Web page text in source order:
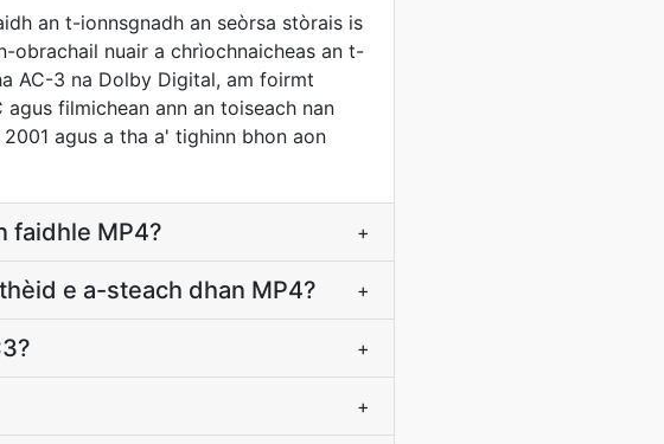
an t-ionnsgnadh an seòrsa stòrais is
obrachail nuair a chrìochnaicheas an t-
AC-3 na Dolby Digital, am foirmt
filmichean ann an toiseach nan
2001 agus a tha a' tighinn bhon aon
faidhle MP4? +
e a-steach dhan MP4? +
+
+